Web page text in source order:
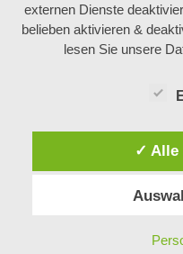
externen Dienste
belieben aktivieren &
lesen Sie unsere
✓ Alle